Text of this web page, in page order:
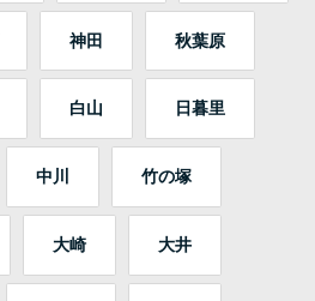
神田 秋葉原
白山 日暮里
中川 竹の塚
大崎 大井